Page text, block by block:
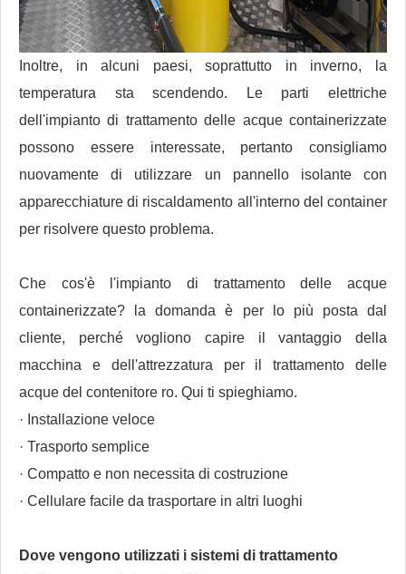
Inoltre, in alcuni paesi, soprattutto in inverno, la
temperatura sta scendendo. Le parti elettriche
dell'impianto di trattamento delle acque containerizzate
possono essere interessate, pertanto consigliamo
nuovamente di utilizzare un pannello isolante con
apparecchiature di riscaldamento all'interno del container
per risolvere questo problema.
Che cos'è l'impianto di trattamento delle acque
containerizzate? la domanda è per lo più posta dal
cliente, perché vogliono capire il vantaggio della
macchina e dell'attrezzatura per il trattamento delle
acque del contenitore ro. Qui ti spieghiamo.
· Installazione veloce
· Trasporto semplice
· Compatto e non necessita di costruzione
· Cellulare facile da trasportare in altri luoghi
Dove vengono utilizzati i sistemi di trattamento